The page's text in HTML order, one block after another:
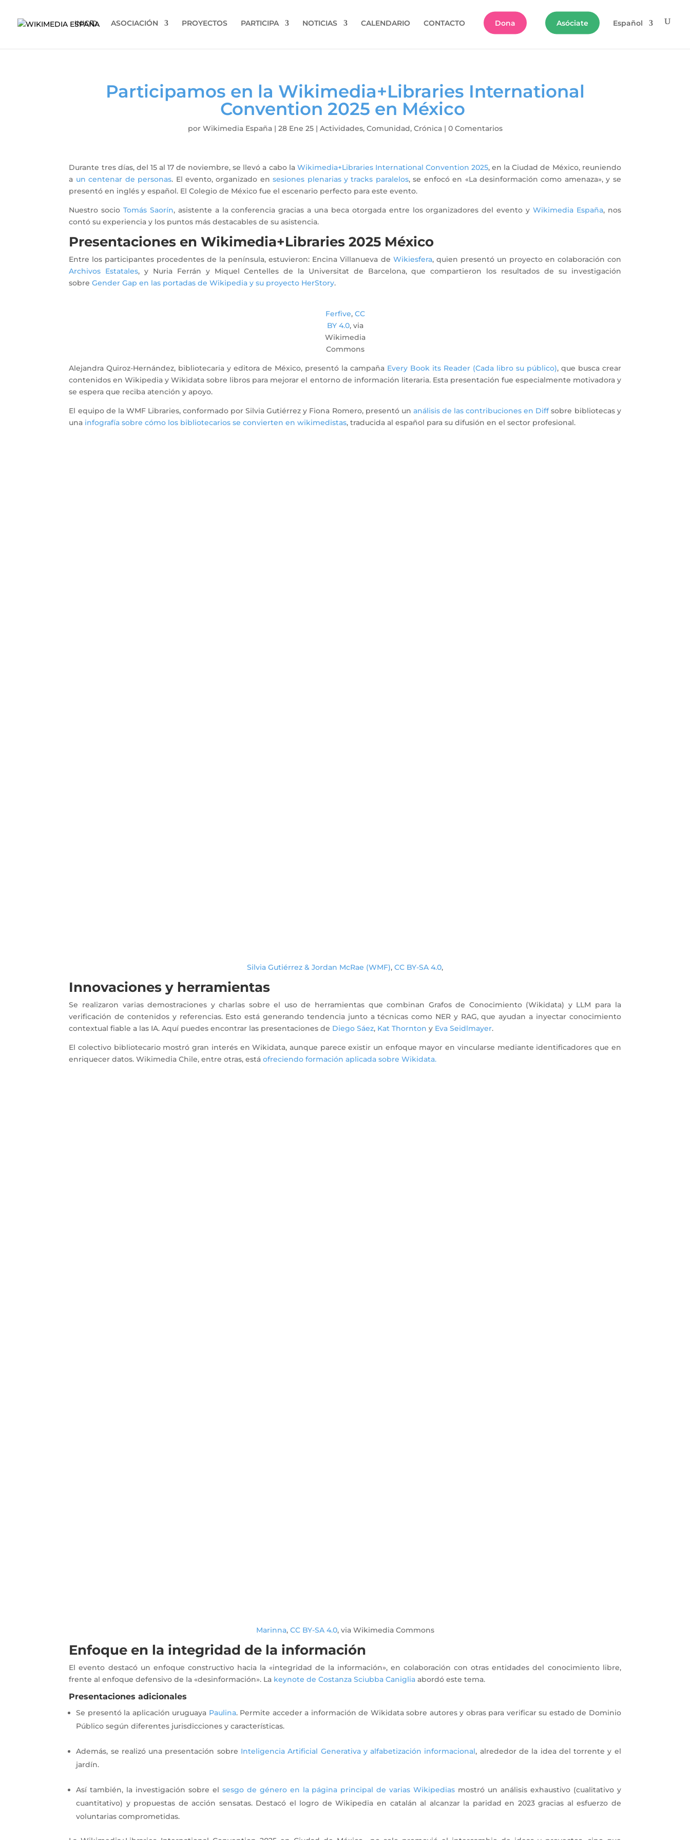
INICIO ASOCIACIÓN PROYECTOS PARTICIPA NOTICIAS CALENDARIO CONTACTO Dona Asóciate Español
Participamos en la Wikimedia+Libraries International
Convention 2025 en México
por Wikimedia España| 28 Ene 25| Actividades, Comunidad, Crónica| 0 Comentarios
Durante tres días, del 15 al 17 de noviembre, se llevó a cabo la Wikimedia+Libraries International Convention 2025, en la Ciudad de México, reuniendo
a un centenar de personas. El evento, organizado ensesiones plenarias y tracks paralelos, se enfocó en «La desinformación como amenaza», y se
presentó en inglés y español. El Colegio de México fue el escenario perfecto para este evento.
Nuestro socioTomás Saorín, asistente a la conferencia gracias a una beca otorgada entre los organizadores del evento y Wikimedia España, nos
contó su experiencia y los puntos más destacables de su asistencia.
Presentaciones en Wikimedia+Libraries 2025 México
Entre los participantes procedentes de la península, estuvieron: Encina Villanueva de Wikiesfera, quien presentó un proyecto en colaboración con
Archivos Estatales, y Nuria Ferrán y Miquel Centelles de la Universitat de Barcelona, que compartieron los resultados de su investigación
sobreGender Gap en las portadas de Wikipedia y su proyecto HerStory.
Ferfive, CC
BY 4.0, via
Wikimedia
Commons
Alejandra Quiroz-Hernández, bibliotecaria y editora de México, presentó la campaña Every Book its Reader (Cada libro su público), que busca crear
contenidos en Wikipedia y Wikidata sobre libros para mejorar el entorno de información literaria. Esta presentación fue especialmente motivadora y
se espera que reciba atención y apoyo.
El equipo de la WMF Libraries, conformado por Silvia Gutiérrez y Fiona Romero, presentó un análisis de las contribuciones en Diffsobre bibliotecas y
una infografía sobre cómo los bibliotecarios se convierten en wikimedistas, traducida al español para su difusión en el sector profesional.
Silvia Gutiérrez & Jordan McRae (WMF), CC BY-SA 4.0,
Innovaciones y herramientas
Se realizaron varias demostraciones y charlas sobre el uso de herramientas que combinan Grafos de Conocimiento (Wikidata) y LLM para la
verificación de contenidos y referencias. Esto está generando tendencia junto a técnicas como NER y RAG, que ayudan a inyectar conocimiento
contextual fiable a las IA. Aquí puedes encontrar las presentaciones de Diego Sáez, Kat Thornton y Eva Seidlmayer.
El colectivo bibliotecario mostró gran interés en Wikidata, aunque parece existir un enfoque mayor en vincularse mediante identificadores que en
enriquecer datos. Wikimedia Chile, entre otras, estáofreciendo formación aplicada sobre Wikidata.
Marinna, CC BY-SA 4.0, via Wikimedia Commons
Enfoque en la integridad de la información
El evento destacó un enfoque constructivo hacia la «integridad de la información», en colaboración con otras entidades del conocimiento libre,
frente al enfoque defensivo de la «desinformación». La keynote de Costanza Sciubba Caniglia abordó este tema.
Presentaciones adicionales
Se presentó la aplicación uruguaya Paulina. Permite acceder a información de Wikidata sobre autores y obras para verificar su estado de Dominio
Público según diferentes jurisdicciones y características.
Además, se realizó una presentación sobre Inteligencia Artificial Generativa y alfabetización informacional, alrededor de la idea del torrente y el
jardín.
Así también, la investigación sobre el sesgo de género en la página principal de varias Wikipedias mostró un análisis exhaustivo (cualitativo y
cuantitativo) y propuestas de acción sensatas. Destacó el logro de Wikipedia en catalán al alcanzar la paridad en 2023 gracias al esfuerzo de
voluntarias comprometidas.